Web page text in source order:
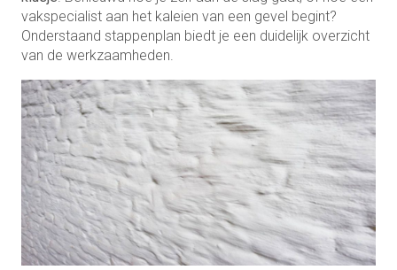
vakspecialist aan het kaleien van een gevel begint?
Onderstaand stappenplan biedt je een duidelijk overzicht
van de werkzaamheden.